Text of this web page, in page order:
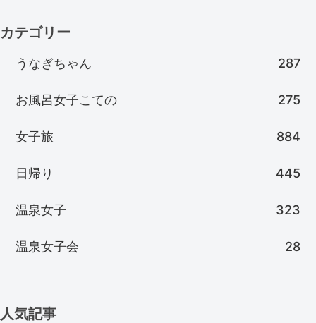
カテゴリー
うなぎちゃん 287
お風呂女子こての 275
女子旅 884
日帰り 445
温泉女子 323
温泉女子会 28
人気記事